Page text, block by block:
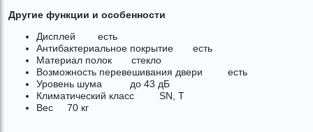
Другие функции и особенности
Дисплей есть
Антибактериальное покрытие есть
Материал полок стекло
Возможность перевешивания двери есть
Уровень шума до 43 дБ
Климатический класс SN, T
Вес 70 кг